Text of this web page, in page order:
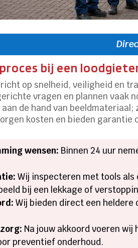
bij een
op snelheid, veiligheid en
vragen en plannen vaak
de hand van
kosten en bieden garantie
wensen: Binnen 24 uur
Wij inspecteren met tools
bij een lekkage of
Wij bieden direct een
Na jouw akkoord voeren
preventief onderhoud.